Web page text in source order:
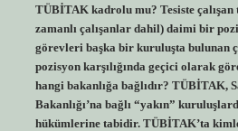
TÜBİTAK kadrolu mu? Tesiste çalışan
zamanlı çalışanlar dahil) daimi bir
görevleri başka bir kuruluşta bulunan
pozisyon karşılığında geçici olarak
hangi bakanlığa bağlıdır? TÜBİTAK,
Bakanlığı’na bağlı “yakın”
hükümlerine tabidir. TÜBİTAK’ta